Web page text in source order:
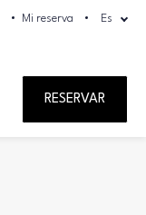
Mi reserva Es
RESERVAR